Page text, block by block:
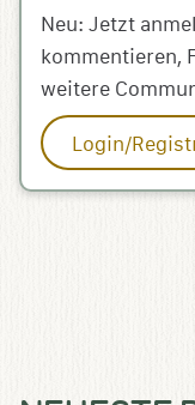
Neu: Jetzt
kommentieren,
weitere
Login/